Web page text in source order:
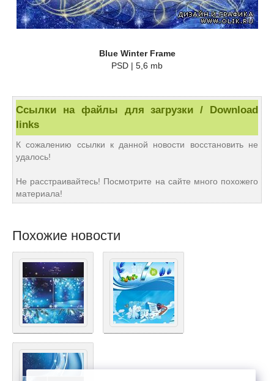
Blue Winter Frame
PSD | 5,6 mb
Ссылки на файлы для загрузки / Download
links
К сожалению ссылки к данной новости восстановить не
удалось!
Не расстраивайтесь! Посмотрите на сайте много похожего
материала!
Похожие новости